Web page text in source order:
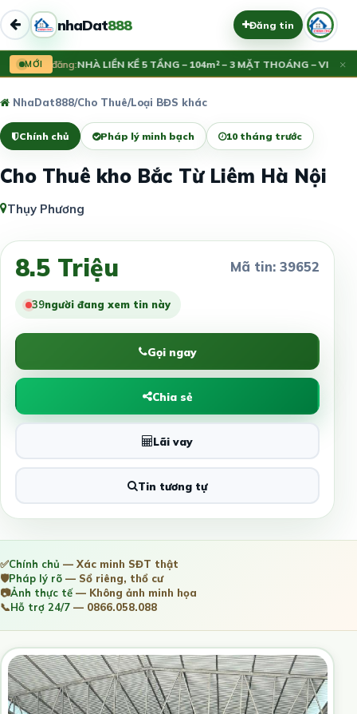
nhaDat888 Đăng tin
MỚI
Vừa đăng:NHÀ LIỀN KỀ 5 TẦNG – 104m² – 3 MẶT THOÁNG – VIEW×
NhaDat888/Cho Thuê/Loại BĐS khác
Chính chủ Pháp lý minh bạch 10 tháng trước
Cho Thuê kho Bắc Từ Liêm Hà Nội
Thụy Phương
8.5 Triệu Mã tin: 39652
39người đang xem tin này
Gọi ngay
Chia sẻ
Lãi vay
Tin tương tự
✅Chính chủ — Xác minh SĐT thật
🛡️Pháp lý rõ — Sổ riêng, thổ cư
📷Ảnh thực tế— Không ảnh minh họa
📞Hỗ trợ 24/7 — 0866.058.088